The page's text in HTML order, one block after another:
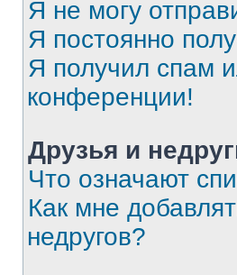
Я не могу
Я постоянно
Я получил спам
конференции!
Друзья и
Что означают
Как мне
недругов?